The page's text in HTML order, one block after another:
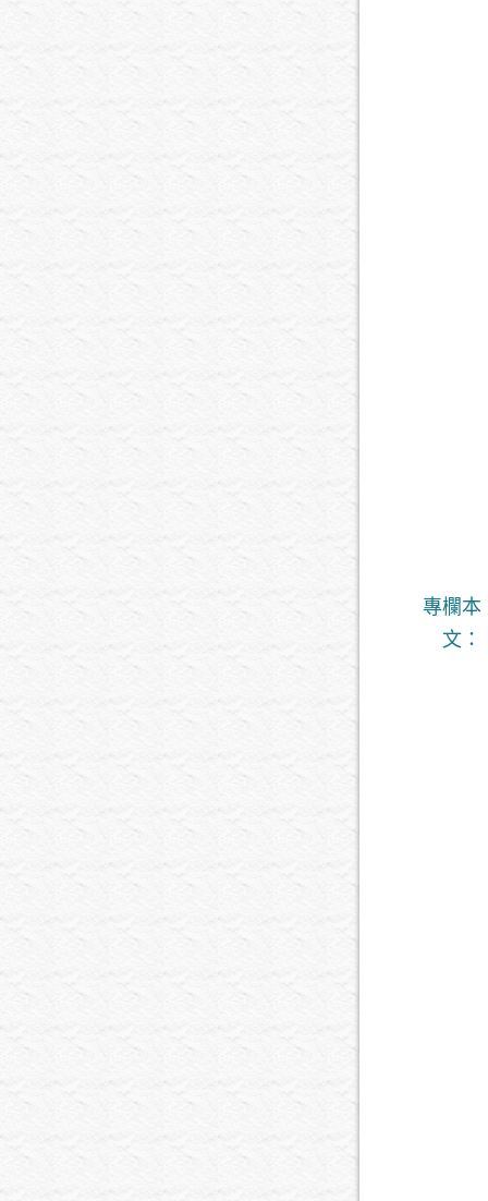
專欄本
文：